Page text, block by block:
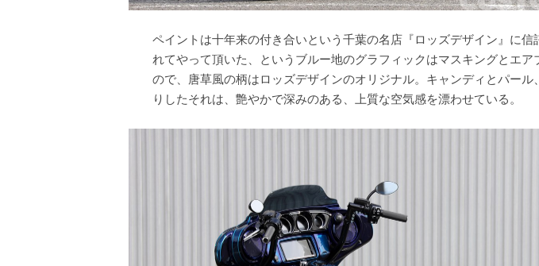
ペイントは十年来の付き合いという千葉の名店『ロッズデザイン』に信
れてやって頂いた、というブルー地のグラフィックはマスキングとエア
ので、唐草風の柄はロッズデザインのオリジナル。キャンディとパール
りしたそれは、艶やかで深みのある、上質な空気感を漂わせている。